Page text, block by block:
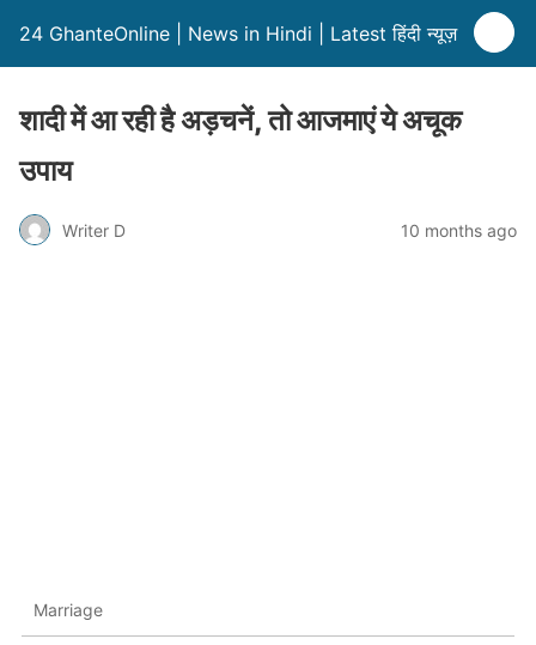
24 GhanteOnline | News in Hindi | Latest हिंदी न्यूज़
शादी में आ रही है अड़चनें, तो आजमाएं ये अचूक
उपाय
Writer D 10 months ago
Marriage